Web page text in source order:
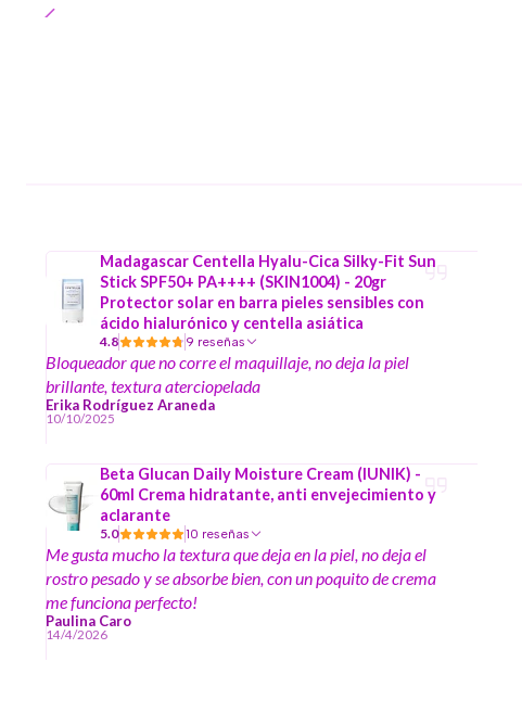
Madagascar Centella Hyalu-Cica Silky-Fit Sun
Stick SPF50+ PA++++ (SKIN1004) - 20gr
Protector solar en barra pieles sensibles con
ácido hialurónico y centella asiática
4.8 9 reseñas
Bloqueador que no corre el maquillaje, no deja la piel
brillante, textura aterciopelada
Erika Rodríguez Araneda
10/10/2025
Beta Glucan Daily Moisture Cream (IUNIK) -
60ml Crema hidratante, anti envejecimiento y
aclarante
5.0 10 reseñas
Me gusta mucho la textura que deja en la piel, no deja el
rostro pesado y se absorbe bien, con un poquito de crema
me funciona perfecto!
Paulina Caro
14/4/2026